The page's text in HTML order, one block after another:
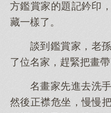
方鑑賞家的題記鈐印
藏一樣了。
談到鑑賞家，老
了位名家，趕緊把畫帶
名畫家先進去洗
然後正襟危坐，慢慢